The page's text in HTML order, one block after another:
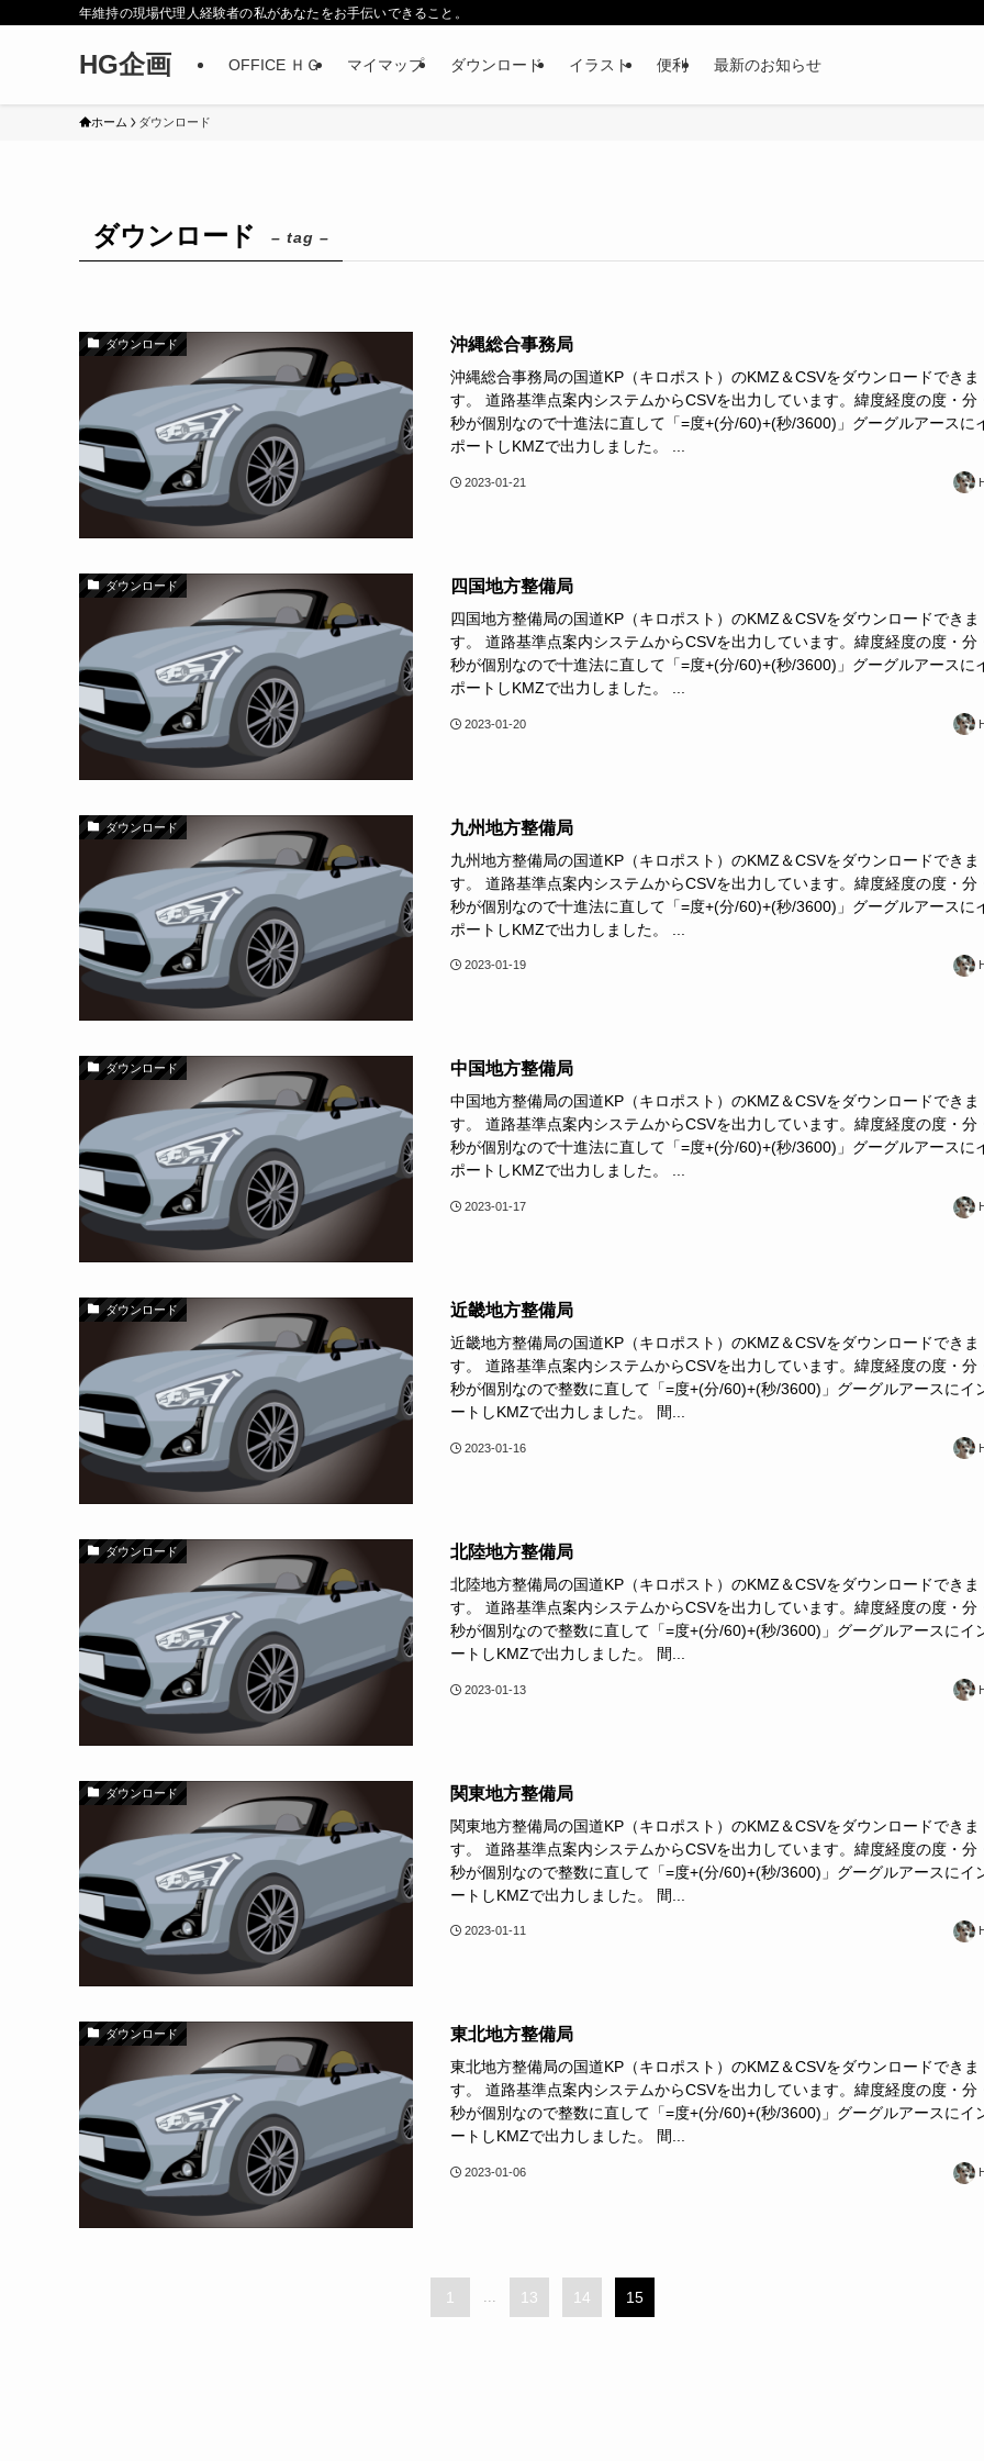
年維持の現場代理人経験者の私があなたをお手伝いできること。
HG企画 OFFICE ＨＧ マイマップ ダウンロード イラスト 便利 最新のお知らせ
ホーム ダウンロード
ダウンロード – tag –
ダウンロード 沖縄総合事務局
沖縄総合事務局の国道KP（キロポスト）のKMZ＆CSVをダウンロードできま
す。 道路基準点案内システムからCSVを出力しています。緯度経度の度・分
秒が個別なので十進法に直して「=度+(分/60)+(秒/3600)」グーグルアースに
ポートしKMZで出力しました。 ...
2023-01-21
ダウンロード 四国地方整備局
四国地方整備局の国道KP（キロポスト）のKMZ＆CSVをダウンロードできま
す。 道路基準点案内システムからCSVを出力しています。緯度経度の度・分
秒が個別なので十進法に直して「=度+(分/60)+(秒/3600)」グーグルアースに
ポートしKMZで出力しました。 ...
2023-01-20
ダウンロード 九州地方整備局
九州地方整備局の国道KP（キロポスト）のKMZ＆CSVをダウンロードできま
す。 道路基準点案内システムからCSVを出力しています。緯度経度の度・分
秒が個別なので十進法に直して「=度+(分/60)+(秒/3600)」グーグルアースに
ポートしKMZで出力しました。 ...
2023-01-19
ダウンロード 中国地方整備局
中国地方整備局の国道KP（キロポスト）のKMZ＆CSVをダウンロードできま
す。 道路基準点案内システムからCSVを出力しています。緯度経度の度・分
秒が個別なので十進法に直して「=度+(分/60)+(秒/3600)」グーグルアースに
ポートしKMZで出力しました。 ...
2023-01-17
ダウンロード 近畿地方整備局
近畿地方整備局の国道KP（キロポスト）のKMZ＆CSVをダウンロードできま
す。 道路基準点案内システムからCSVを出力しています。緯度経度の度・分
秒が個別なので整数に直して「=度+(分/60)+(秒/3600)」グーグルアースにイ
ートしKMZで出力しました。 間...
2023-01-16
ダウンロード 北陸地方整備局
北陸地方整備局の国道KP（キロポスト）のKMZ＆CSVをダウンロードできま
す。 道路基準点案内システムからCSVを出力しています。緯度経度の度・分
秒が個別なので整数に直して「=度+(分/60)+(秒/3600)」グーグルアースにイ
ートしKMZで出力しました。 間...
2023-01-13
ダウンロード 関東地方整備局
関東地方整備局の国道KP（キロポスト）のKMZ＆CSVをダウンロードできま
す。 道路基準点案内システムからCSVを出力しています。緯度経度の度・分
秒が個別なので整数に直して「=度+(分/60)+(秒/3600)」グーグルアースにイ
ートしKMZで出力しました。 間...
2023-01-11
ダウンロード 東北地方整備局
東北地方整備局の国道KP（キロポスト）のKMZ＆CSVをダウンロードできま
す。 道路基準点案内システムからCSVを出力しています。緯度経度の度・分
秒が個別なので整数に直して「=度+(分/60)+(秒/3600)」グーグルアースにイ
ートしKMZで出力しました。 間...
2023-01-06
1 ... 13 14 15